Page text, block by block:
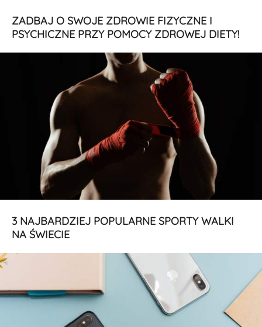
ZADBAJ O SWOJE ZDROWIE FIZYCZNE I
PSYCHICZNE PRZY POMOCY ZDROWEJ DIETY!
3 NAJBARDZIEJ POPULARNE SPORTY WALKI
NA ŚWIECIE